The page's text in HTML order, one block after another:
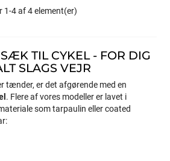
1-4 af 4 element(er)
TIL CYKEL - FOR DIG
SLAGS VEJR
tænder, er det afgørende med en
. Flere af vores modeller er lavet i
som tarpaulin eller coated